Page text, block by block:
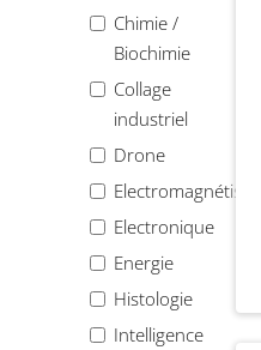
Chimie /
Biochimie
Collage
industriel
Drone
Electromagnétisme
Electronique
Energie
Histologie
Intelligence